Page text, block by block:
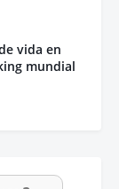
vida en
mundial